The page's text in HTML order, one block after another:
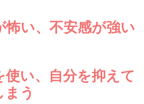
怖い、不安感が強い
い、自分を抑えて
まう